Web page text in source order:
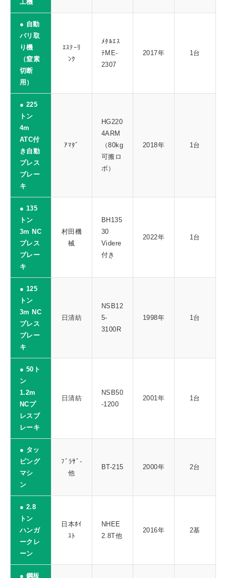
工機
● 自動
バリ取
り機
（窒素
切断
用）
ｴｽﾃｰﾘ
ﾝｸ
ﾒﾀﾙｴｽ
ﾃME-
2307
2017年 1台
● 225
トン
4m
ATC付
き自動
プレス
ブレー
キ
ｱﾏﾀﾞ
HG220
4ARM
（80kg
可搬ロ
ボ）
2018年 1台
● 135
トン
3m NC
プレス
ブレー
キ
村田機
械
BH135
30
Videre
付き
2022年 1台
● 125
トン
3m NC
プレス
ブレー
キ
日清紡
NSB12
5-
3100R
1998年 1台
● 50ト
ン
1.2m
NCプ
レスブ
レーキ
日清紡
NSB50
-1200
2001年 1台
● タッ
ピング
マシ
ン
ﾌﾞﾗｻﾞ-
他
BT-215 2000年 2台
● 2.8
トン
ハンガ
ークレ
ーン
日本ﾎｲ
ｽﾄ
NHEE
2.8T他
2016年 2基
● 鋼板